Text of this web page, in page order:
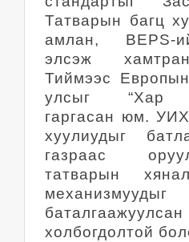
Татварын багц
амлан, BEPS-
элсэж
Тиймээс
улсыг “Хар
гаргасан юм.
хуулиудыг
газраас
татварын
механизмуудыг
холбогдолтой